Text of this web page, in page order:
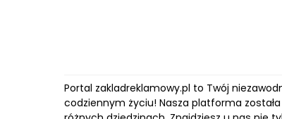
Portal zakladreklamowy.pl to Twój
codziennym życiu! Nasza platforma